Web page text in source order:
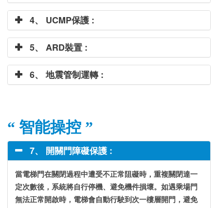
4、 UCMP保護 :
5、 ARD裝置 :
6、 地震管制運轉 :
“ 智能操控 ”
7、 開關門障礙保護 :
當電梯門在關閉過程中遭受不正常阻礙時，重複關閉達一
定次數後，系統將自行停機、避免機件損壞。如遇乘場門
無法正常開啟時，電梯會自動行駛到次一樓層開門，避免